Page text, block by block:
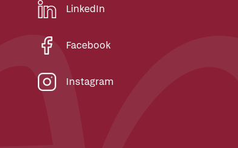
LinkedIn
Facebook
Instagram